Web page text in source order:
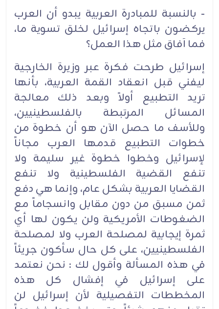
- بالنسبة للمبادرة العربية يبدو أن العرب
يركضون باتجاه إسرائيل لخلق تسوية ما،
فما آفاق مثل هذا العمل؟
إسرائيل طرحت فكرة عبر وزيرة الخارجية
ليفني قبل انعقاد القمة العربية، بأنها
تريد التطبيع أولاً وبعد ذلك معالجة
المسائل المرتبطة بالفلسطينيين،
وللأسف ما حصل الآن هو أن خطوة من
خطوات التطبيع قدمها العرب مجاناً
لإسرائيل وخطوا خطوة غير سليمة ولا
تنفع القضية الفلسطينية ولا تنفع
القضايا العربية بشكل عام، وإنما هي دفع
ثمن مسبق من دون مقابل وانسجاماً مع
الضغوطات الأمريكية ولن يكون لها أي
ثمرة إيجابية لمصلحة العرب ولا لمصلحة
الفلسطينيين، على كل حال سأكون جريئاً
في هذه المسألة وأقول لك : نحن نعتمد
على إسرائيل في إفشال كل هذه
المخططات التفصيلية لأن إسرائيل لن